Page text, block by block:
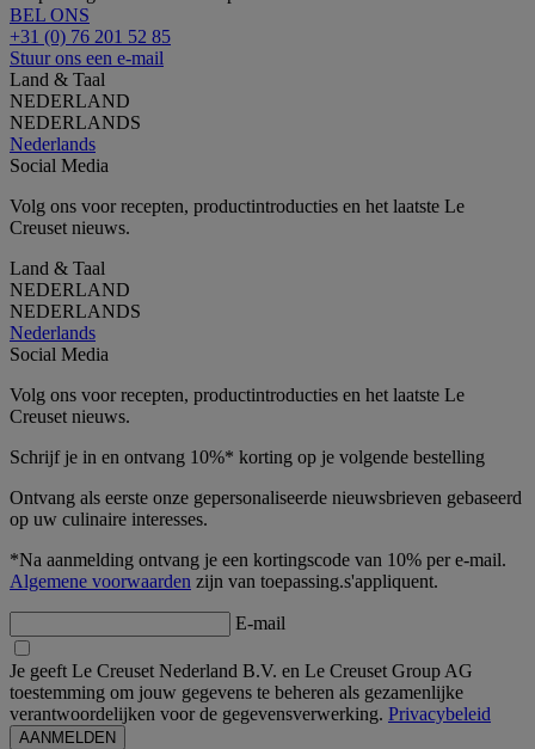
BEL ONS
+31 (0) 76 201 52 85
Stuur ons een e-mail
Land & Taal
NEDERLAND
NEDERLANDS
Nederlands
Social Media
Volg ons voor recepten, productintroducties en het laatste Le
Creuset nieuws.
Land & Taal
NEDERLAND
NEDERLANDS
Nederlands
Social Media
Volg ons voor recepten, productintroducties en het laatste Le
Creuset nieuws.
Schrijf je in en ontvang 10%* korting op je volgende bestelling
Ontvang als eerste onze gepersonaliseerde nieuwsbrieven gebaseerd
op uw culinaire interesses.
*Na aanmelding ontvang je een kortingscode van 10% per e-mail.
Algemene voorwaarden zijn van toepassing.s'appliquent.
E-mail
Je geeft Le Creuset Nederland B.V. en Le Creuset Group AG
toestemming om jouw gegevens te beheren als gezamenlijke
verantwoordelijken voor de gegevensverwerking. Privacybeleid